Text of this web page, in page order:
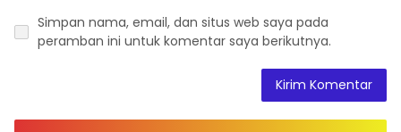
Simpan nama, email, dan situs web saya pada
peramban ini untuk komentar saya berikutnya.